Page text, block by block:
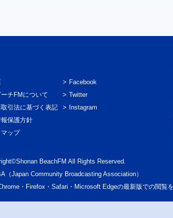
チFMについて
引法に基づく表記
保護方針
ップ
Facebook
Twitter
Instagram
BeachFM All Rights Reserved.
（Japan Community Broadcasting Association）
・Firefox・Safari・Microsoft Edgeの最新版での閲覧